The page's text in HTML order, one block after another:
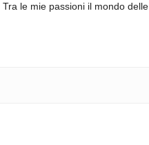
le mie passioni il mondo delle